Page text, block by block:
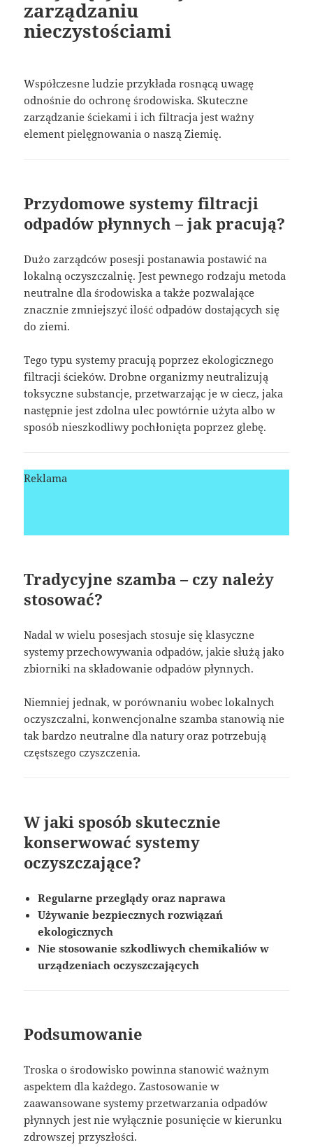
zarządzaniu
nieczystościami
Współczesne ludzie przykłada rosnącą uwagę
odnośnie do ochronę środowiska. Skuteczne
zarządzanie ściekami i ich filtracja jest ważny
element pielęgnowania o naszą Ziemię.
Przydomowe systemy filtracji
odpadów płynnych – jak pracują?
Dużo zarządców posesji postanawia postawić na
lokalną oczyszczalnię. Jest pewnego rodzaju metoda
neutralne dla środowiska a także pozwalające
znacznie zmniejszyć ilość odpadów dostających się
do ziemi.
Tego typu systemy pracują poprzez ekologicznego
filtracji ścieków. Drobne organizmy neutralizują
toksyczne substancje, przetwarzając je w ciecz, jaka
następnie jest zdolna ulec powtórnie użyta albo w
sposób nieszkodliwy pochłonięta poprzez glebę.
Reklama
Tradycyjne szamba – czy należy
stosować?
Nadal w wielu posesjach stosuje się klasyczne
systemy przechowywania odpadów, jakie służą jako
zbiorniki na składowanie odpadów płynnych.
Niemniej jednak, w porównaniu wobec lokalnych
oczyszczalni, konwencjonalne szamba stanowią nie
tak bardzo neutralne dla natury oraz potrzebują
częstszego czyszczenia.
W jaki sposób skutecznie
konserwować systemy
oczyszczające?
Regularne przeglądy oraz naprawa
Używanie bezpiecznych rozwiązań
ekologicznych
Nie stosowanie szkodliwych chemikaliów w
urządzeniach oczyszczających
Podsumowanie
Troska o środowisko powinna stanowić ważnym
aspektem dla każdego. Zastosowanie w
zaawansowane systemy przetwarzania odpadów
płynnych jest nie wyłącznie posunięcie w kierunku
zdrowszej przyszłości.